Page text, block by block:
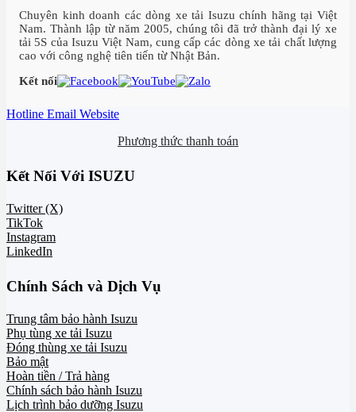
Chuyên kinh doanh các dòng xe tải Isuzu chính hãng tại Việt
Nam. Thành lập từ năm 2005, chúng tôi đã trở thành đại lý xe
tải 5S của Isuzu Việt Nam, cung cấp các dòng xe tải chất lượng
cao với công nghệ tiên tiến từ Nhật Bản.
Kết nối
Hotline Email Website
Phương thức thanh toán
Kết Nối Với ISUZU
Twitter (X)
TikTok
Instagram
LinkedIn
Chính Sách và Dịch Vụ
Trung tâm bảo hành Isuzu
Phụ tùng xe tải Isuzu
Đóng thùng xe tải Isuzu
Bảo mật
Hoàn tiền / Trả hàng
Chính sách bảo hành Isuzu
Lịch trình bảo dưỡng Isuzu